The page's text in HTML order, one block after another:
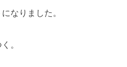
なりました。
。